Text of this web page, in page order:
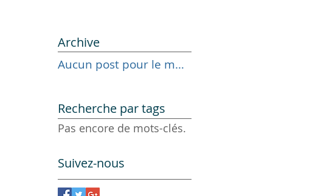
Archive
Aucun post pour le moment.
Recherche par tags
Pas encore de mots-clés.
Suivez-nous